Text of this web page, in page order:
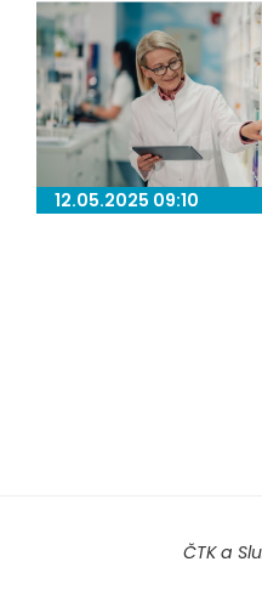
12.05.2025 09:10
ČTK a